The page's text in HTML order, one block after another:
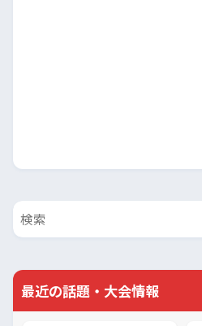
最近の話題・大会情報